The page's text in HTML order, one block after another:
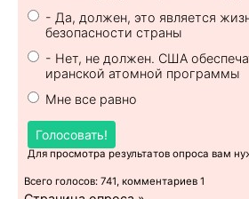
- Да, должен, это является
безопасности страны
- Нет, не должен. США
иранской атомной программы
Мне все равно
Голосовать!
Для просмотра результатов опроса вам
Всего голосов: 741, комментариев 1